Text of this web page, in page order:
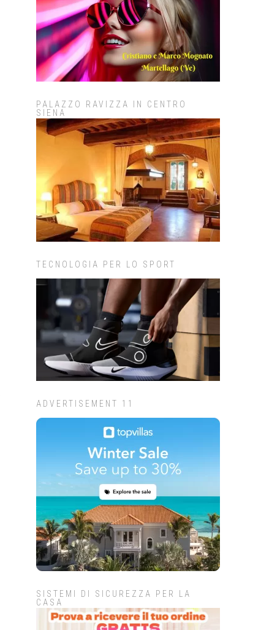
PALAZZO RAVIZZA IN CENTRO
SIENA
TECNOLOGIA PER LO SPORT
ADVERTISEMENT 11
SISTEMI DI SICUREZZA PER LA
CASA